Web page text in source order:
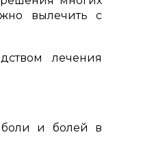
вылечить с
лечения
боли и болей в